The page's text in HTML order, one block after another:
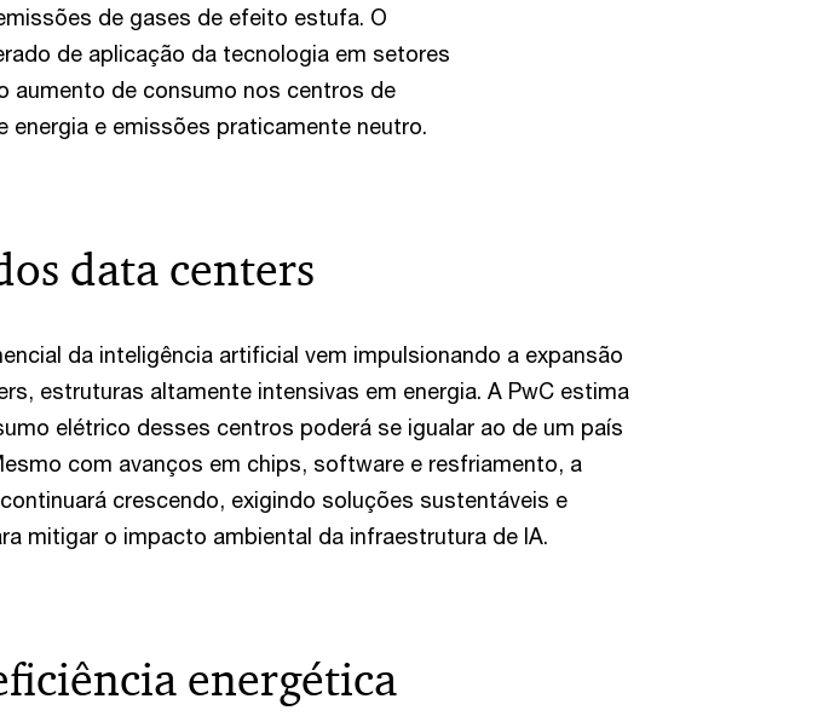
de gases de efeito estufa. O
de aplicação da tecnologia em setores
aumento de consumo nos centros de
e emissões praticamente neutro.
data centers
da inteligência artificial vem impulsionando a expansão
estruturas altamente intensivas em energia. A PwC estima
elétrico desses centros poderá se igualar ao de um país
com avanços em chips, software e resfriamento, a
crescendo, exigindo soluções sustentáveis e
mitigar o impacto ambiental da infraestrutura de IA.
energética